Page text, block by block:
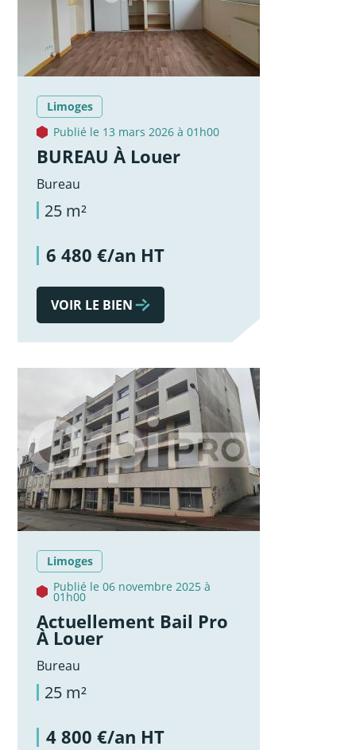
Limoges
Publié le 13 mars 2026 à 01h00
BUREAU À Louer
Bureau
25 m²
6 480 €/an HT
VOIR LE BIEN
Limoges
Publié le 06 novembre 2025 à
01h00
Actuellement Bail Pro
À Louer
Bureau
25 m²
4 800 €/an HT